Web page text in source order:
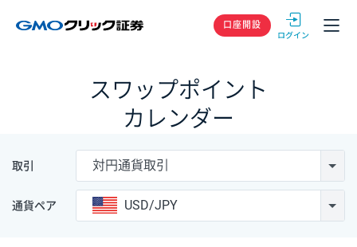
GMOクリック
口座開設
スワップポイント
カレンダー
取引 対円通貨取引
通貨ペア USD/JPY